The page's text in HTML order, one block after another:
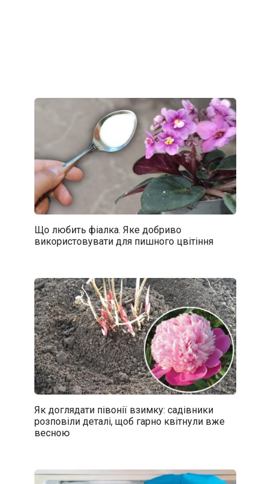
Що любить фіалка. Яке добриво
використовувати для пишного цвітіння
Як доглядати півонії взимку: садівники
розповіли деталі, щоб гарно квітнули вже
весною